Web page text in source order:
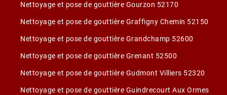
Nettoyage et pose de gouttière Gourzon 52170
Nettoyage et pose de gouttière Graffigny Chemin 52150
Nettoyage et pose de gouttière Grandchamp 52600
Nettoyage et pose de gouttière Grenant 52500
Nettoyage et pose de gouttière Gudmont Villiers 52320
Nettoyage et pose de gouttière Guindrecourt Aux Ormes